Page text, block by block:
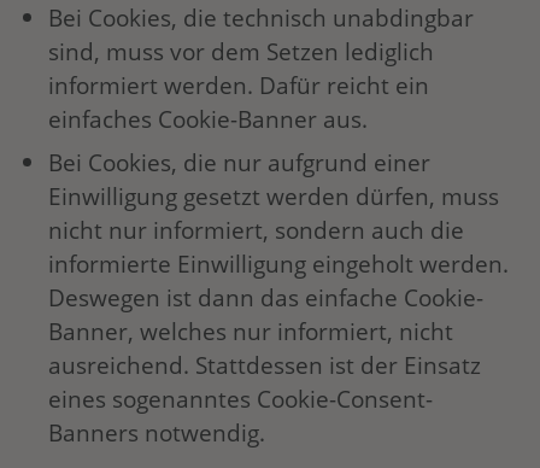
Bei Cookies, die technisch unabdingbar
sind, muss vor dem Setzen lediglich
informiert werden. Dafür reicht ein
einfaches Cookie-Banner aus.
Bei Cookies, die nur aufgrund einer
Einwilligung gesetzt werden dürfen, muss
nicht nur informiert, sondern auch die
informierte Einwilligung eingeholt werden.
Deswegen ist dann das einfache Cookie-
Banner, welches nur informiert, nicht
ausreichend. Stattdessen ist der Einsatz
eines sogenanntes Cookie-Consent-
Banners notwendig.